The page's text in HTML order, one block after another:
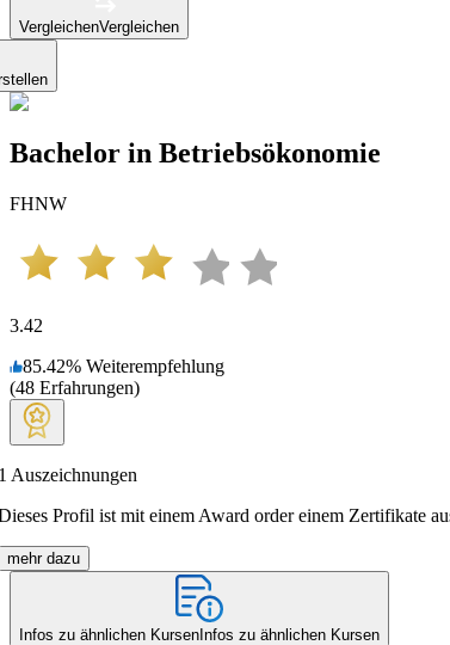
VergleichenVergleichen
Bachelor in Betriebsökonomie
FHNW
3.42
85.42% Weiterempfehlung
(48 Erfahrungen)
Auszeichnungen
Profil ist mit einem Award order einem Zertifikate
mehr dazu
Infos zu ähnlichen Kursen Infos zu ähnlichen Kursen